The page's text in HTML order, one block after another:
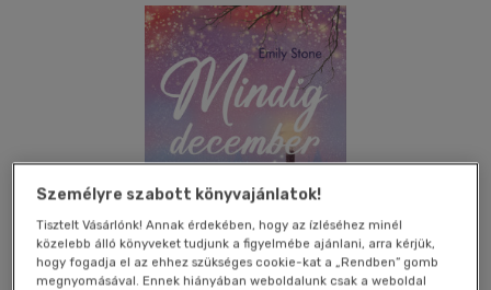
Személyre szabott könyvajánlatok!
Tisztelt Vásárlónk! Annak érdekében, hogy az ízléséhez minél
közelebb álló könyveket tudjunk a figyelmébe ajánlani, arra kérjük,
hogy fogadja el az ehhez szükséges cookie-kat a „Rendben” gomb
megnyomásával. Ennek hiányában weboldalunk csak a weboldal